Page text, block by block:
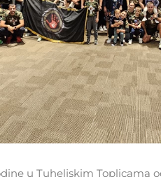
u Tuheljskim Toplicama